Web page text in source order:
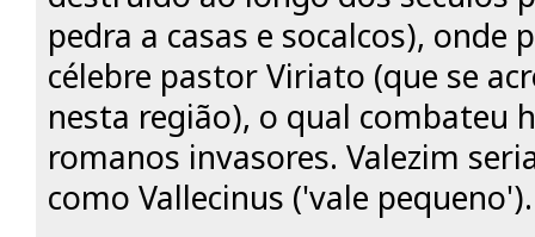
pedra a casas e socalcos), onde
célebre pastor Viriato (que se
nesta região), o qual combateu
romanos invasores. Valezim
como Vallecinus ('vale pequeno').